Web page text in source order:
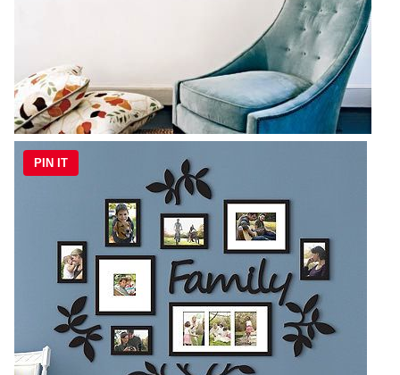
PIN IT